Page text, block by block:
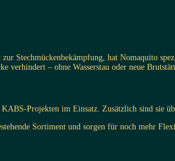
Stechmückenbekämpfung, hat Nomaquito
– ohne Wasserstau oder neue
Projekten im Einsatz. Zusätzlich sind sie
Sortiment und sorgen für noch mehr